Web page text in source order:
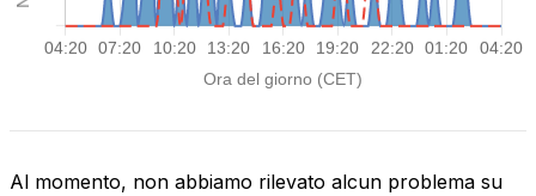
Al momento, non abbiamo rilevato alcun problema su